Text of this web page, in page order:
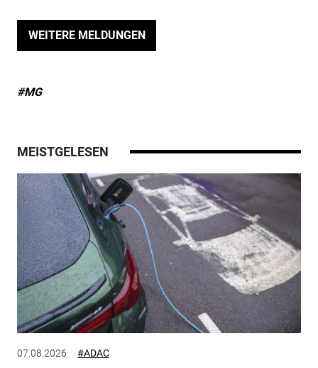
WEITERE MELDUNGEN
#MG
MEISTGELESEN
07.08.2026 #ADAC